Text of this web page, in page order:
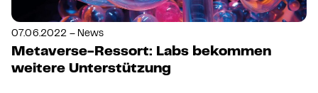
07.06.2022 – News
Metaverse-Ressort: Labs bekommen
weitere Unterstützung